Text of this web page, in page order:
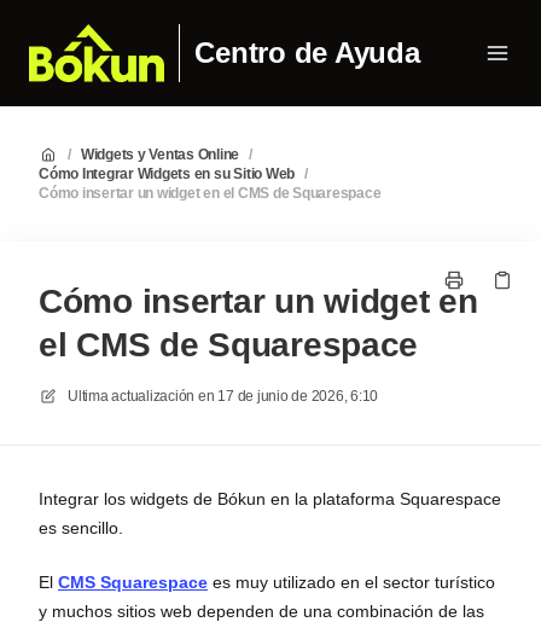
Centro de Ayuda
/ Widgets y Ventas Online /
Cómo Integrar Widgets en su Sitio Web /
Cómo insertar un widget en el CMS de Squarespace
Cómo insertar un widget en
el CMS de Squarespace
Ultima actualización en 17 de junio de 2026, 6:10
Integrar los widgets de Bókun en la plataforma Squarespace
es sencillo.
El CMS Squarespace es muy utilizado en el sector turístico
y muchos sitios web dependen de una combinación de las